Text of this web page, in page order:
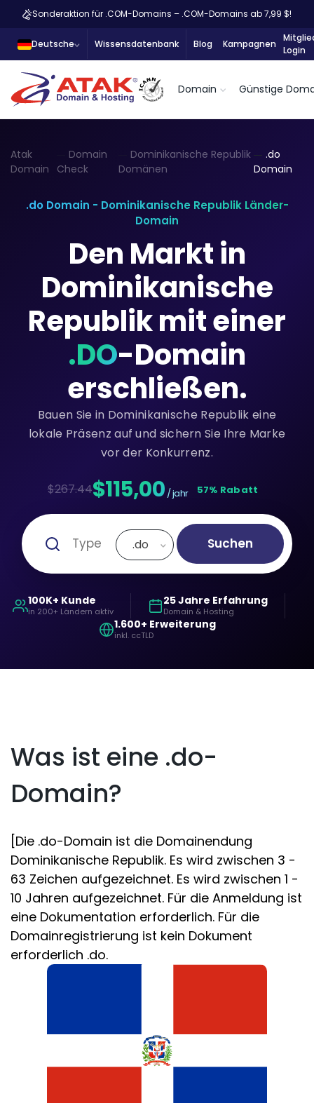
Sonderaktion für .COM-Domains – .COM-Domains ab 7,99 $!
Deutsche Wissensdatenbank Blog Kampagnen
Login
Domain Günstige
Atak
Domain
Domain
Check
Dominikanische Republik
Domänen
.do
Domain
.do Domain - Dominikanische Republik Länder-
Domain
Den Markt in
Dominikanische
Republik mit einer
.DO-Domain
erschließen.
Bauen Sie in Dominikanische Republik eine
lokale Präsenz auf und sichern Sie Ihre Marke
vor der Konkurrenz.
$267.44$115,00 / jahr 57% Rabatt
.do Suchen
100K+ Kunde
in 200+ Ländern aktiv
25 Jahre Erfahrung
Domain & Hosting
1.600+ Erweiterung
inkl. ccTLD
Was ist eine .do-
Domain?
[Die .do-Domain ist die Domainendung
Dominikanische Republik. Es wird zwischen 3 -
63 Zeichen aufgezeichnet. Es wird zwischen 1 -
10 Jahren aufgezeichnet. Für die Anmeldung ist
eine Dokumentation erforderlich. Für die
Domainregistrierung ist kein Dokument
erforderlich .do.